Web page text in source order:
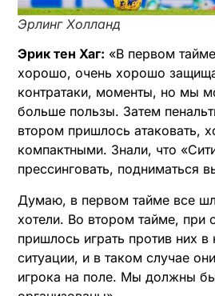
Эрлинг Холланд
Эрик тен Хаг: «В первом
хорошо, очень хорошо
контратаки, моменты, но мы
больше пользы. Затем
втором пришлось атаковать,
компактными. Знали, что
прессинговать, подниматься
Думаю, в первом тайме все
хотели. Во втором тайме, при
пришлось играть против них в
ситуации, и в таком случае
игрока на поле. Мы должны